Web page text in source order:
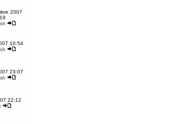
2007
10:54
23:07
22:12